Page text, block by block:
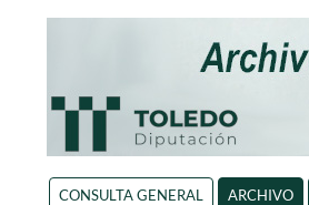
CONSULTA GENERAL ARCHIVO